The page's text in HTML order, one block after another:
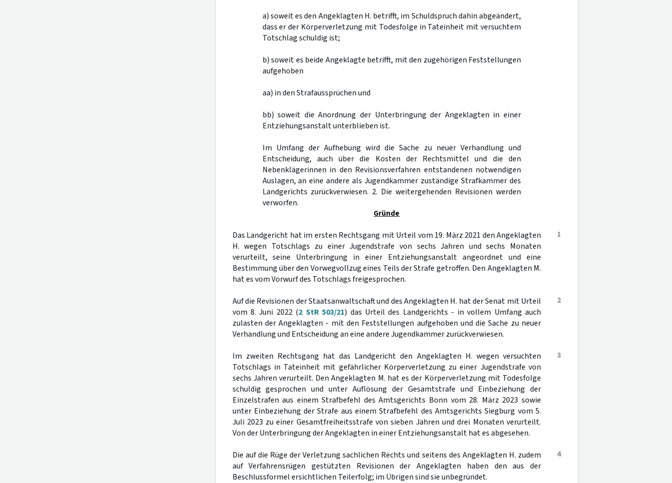
a) soweit es den Angeklagten H. betrifft, im Schuldspruch dahin abgeändert,
dass er der Körperverletzung mit Todesfolge in Tateinheit mit versuchtem
Totschlag schuldig ist;
b) soweit es beide Angeklagte betrifft, mit den zugehörigen Feststellungen
aufgehoben
aa) in den Strafaussprüchen und
bb) soweit die Anordnung der Unterbringung der Angeklagten in einer
Entziehungsanstalt unterblieben ist.
Im Umfang der Aufhebung wird die Sache zu neuer Verhandlung und
Entscheidung, auch über die Kosten der Rechtsmittel und die den
Nebenklägerinnen in den Revisionsverfahren entstandenen notwendigen
Auslagen, an eine andere als Jugendkammer zuständige Strafkammer des
Landgerichts zurückverwiesen. 2. Die weitergehenden Revisionen werden
verworfen.
Gründe
1
Das Landgericht hat im ersten Rechtsgang mit Urteil vom 19. März 2021 den Angeklagten
H. wegen Totschlags zu einer Jugendstrafe von sechs Jahren und sechs Monaten
verurteilt, seine Unterbringung in einer Entziehungsanstalt angeordnet und eine
Bestimmung über den Vorwegvollzug eines Teils der Strafe getroffen. Den Angeklagten M.
hat es vom Vorwurf des Totschlags freigesprochen.
2
Auf die Revisionen der Staatsanwaltschaft und des Angeklagten H. hat der Senat mit Urteil
vom 8. Juni 2022 (2 StR 503/21) das Urteil des Landgerichts - in vollem Umfang auch
zulasten der Angeklagten - mit den Feststellungen aufgehoben und die Sache zu neuer
Verhandlung und Entscheidung an eine andere Jugendkammer zurückverwiesen.
3
Im zweiten Rechtsgang hat das Landgericht den Angeklagten H. wegen versuchten
Totschlags in Tateinheit mit gefährlicher Körperverletzung zu einer Jugendstrafe von
sechs Jahren verurteilt. Den Angeklagten M. hat es der Körperverletzung mit Todesfolge
schuldig gesprochen und unter Auflösung der Gesamtstrafe und Einbeziehung der
Einzelstrafen aus einem Strafbefehl des Amtsgerichts Bonn vom 28. März 2023 sowie
unter Einbeziehung der Strafe aus einem Strafbefehl des Amtsgerichts Siegburg vom 5.
Juli 2023 zu einer Gesamtfreiheitsstrafe von sieben Jahren und drei Monaten verurteilt.
Von der Unterbringung der Angeklagten in einer Entziehungsanstalt hat es abgesehen.
4
Die auf die Rüge der Verletzung sachlichen Rechts und seitens des Angeklagten H. zudem
auf Verfahrensrügen gestützten Revisionen der Angeklagten haben den aus der
Beschlussformel ersichtlichen Teilerfolg; im Übrigen sind sie unbegründet.